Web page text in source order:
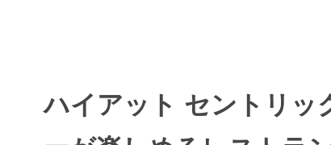
ハイアット セントリッ